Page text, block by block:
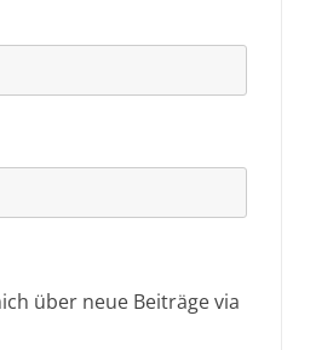
über neue Beiträge via